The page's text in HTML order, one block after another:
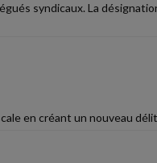
syndicaux. La
en créant un nouveau